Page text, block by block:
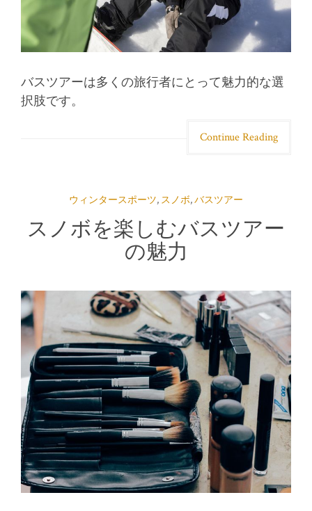
バスツアーは多くの旅行者にとって魅力的な選
択肢です。
Continue Reading
ウィンタースポーツ, スノボ,バスツアー
スノボを楽しむバスツアー
の魅力